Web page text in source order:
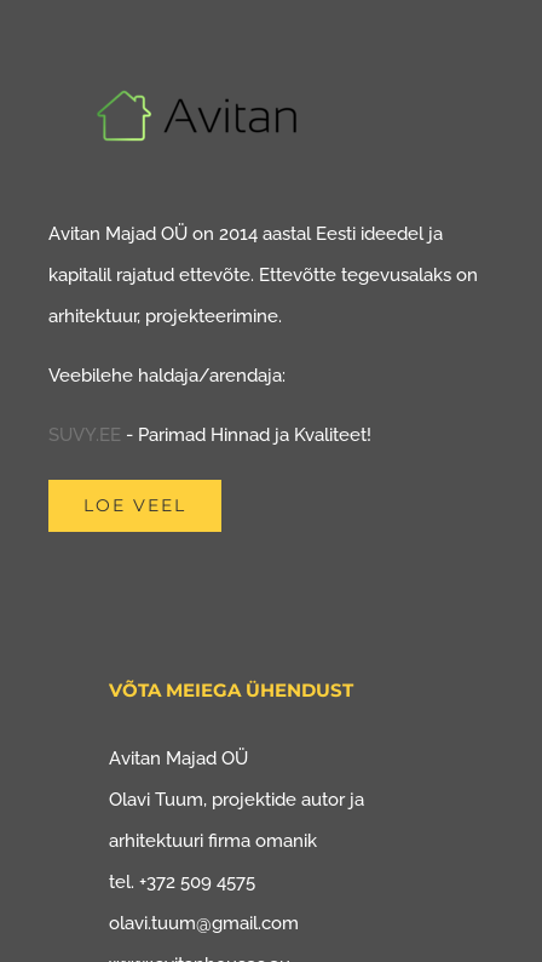
Avitan Majad OÜ on 2014 aastal Eesti ideedel ja
kapitalil rajatud ettevõte. Ettevõtte tegevusalaks on
arhitektuur, projekteerimine.
Veebilehe haldaja/arendaja:
SUVY.EE - Parimad Hinnad ja Kvaliteet!
LOE VEEL
VÕTA MEIEGA ÜHENDUST
Avitan Majad OÜ
Olavi Tuum, projektide autor ja
arhitektuuri firma omanik
tel. +372 509 4575
olavi.tuum@gmail.com